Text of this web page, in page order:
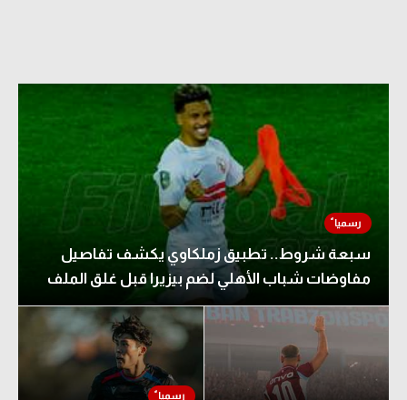
سبعة شروط.. تطبيق زملكاوي يكشف تفاصيل
مفاوضات شباب الأهلي لضم بيزيرا قبل غلق الملف